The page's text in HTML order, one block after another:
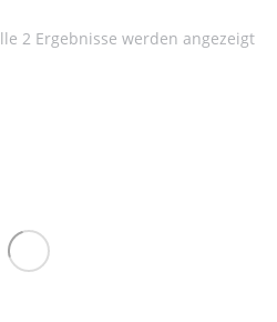
2 Ergebnisse werden angezeigt